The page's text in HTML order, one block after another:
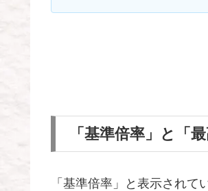
「基準倍率」と「
「基準倍率」と表示され